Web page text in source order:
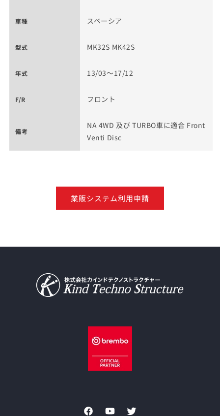
車種 スペーシア
型式 MK32S MK42S
年式 13/03～17/12
F/R フロント
備考
NA 4WD 及び TURBO車に適合 Front
Venti Disc
業販システム利用申請